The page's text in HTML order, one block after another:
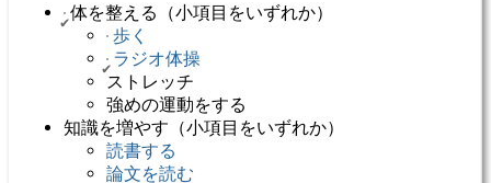
体を整える（小項目をいずれか）
歩く
ラジオ体操
ストレッチ
強めの運動をする
知識を増やす（小項目をいずれか）
読書する
論文を読む